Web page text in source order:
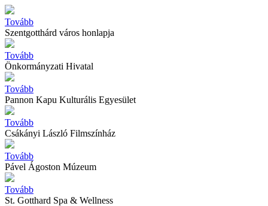
Tovább
Szentgotthárd város honlapja
Tovább
Önkormányzati Hivatal
Tovább
Pannon Kapu Kulturális Egyesület
Tovább
Csákányi László Filmszínház
Tovább
Pável Ágoston Múzeum
Tovább
St. Gotthard Spa & Wellness